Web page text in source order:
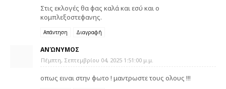
Στις εκλογές θα φας καλά και εσύ και ο
κομπλεξοστεφανης.
Απάντηση Διαγραφή
ΑΝΏΝΥΜΟΣ
Πέμπτη, Σεπτεμβρίου 04, 2025 1:51:00 μ.μ.
οπως ειναι στην φωτο ! μαντρωστε τους ολους !!!